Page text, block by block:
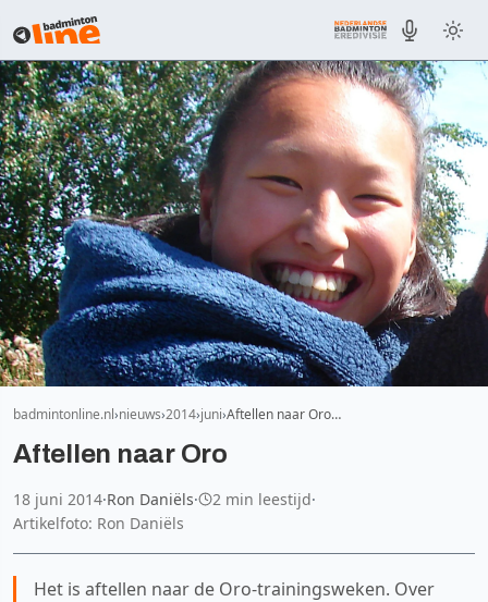
badmintonline.nl nieuws 2014 juni Aftellen naar Oro…
Aftellen naar Oro
18 juni 2014·Ron Daniëls· 2 min leestijd·
Artikelfoto: Ron Daniëls
Het is aftellen naar de Oro-trainingsweken. Over